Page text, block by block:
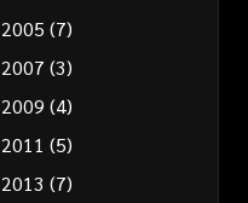
2005 (7)
2007 (3)
2009 (4)
2011 (5)
2013 (7)